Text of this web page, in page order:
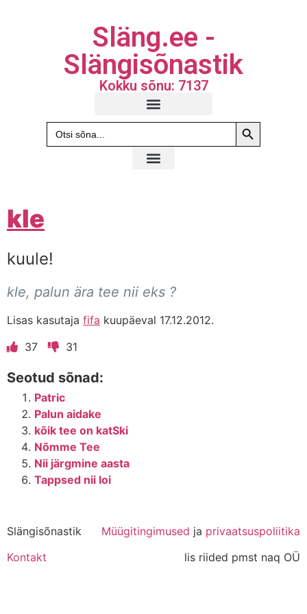
Släng.ee -
Slängisõnastik
Kokku sõnu: 7137
Search
for:
Search
kle
kuule!
kle, palun ära tee nii eks ?
Lisas kasutaja fifa kuupäeval 17.12.2012.
37
31
Seotud sõnad:
Patric
Palun aidake
kõik tee on katSki
Nõmme Tee
Nii järgmine aasta
Tappsed nii loi
Slängisõnastik Müügitingimused ja privaatsuspoliitika
Kontakt
lis riided pmst naq OÜ